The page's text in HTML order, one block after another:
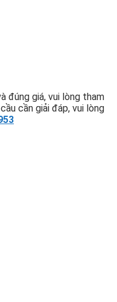
đúng giá, vui lòng tham
cần giải đáp, vui lòng